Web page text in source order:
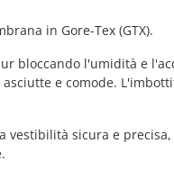
in Gore-Tex (GTX).
bloccando l'umidità e
e comode.
vestibilità sicura e